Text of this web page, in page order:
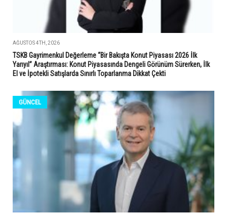
AĞUSTOS 4TH, 2026
TSKB Gayrimenkul Değerleme “Bir Bakışta Konut Piyasası 2026 İlk
Yarıyıl” Araştırması: Konut Piyasasında Dengeli Görünüm Sürerken, İlk
El ve İpotekli Satışlarda Sınırlı Toparlanma Dikkat Çekti
GÜNCEL